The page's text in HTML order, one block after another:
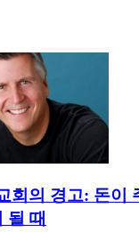
회의 경고: 돈이
될 때